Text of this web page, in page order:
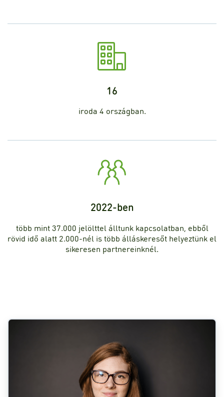
16
iroda 4 országban.
2022-ben
több mint 37.000 jelölttel álltunk kapcsolatban, ebből
rövid idő alatt 2.000-nél is több álláskeresőt helyeztünk el
sikeresen partnereinknél.